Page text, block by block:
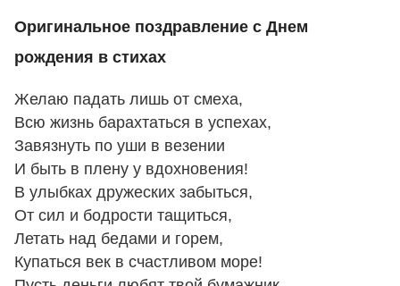
Оригинальное поздравление с Днем
рождения в стихах
Желаю падать лишь от смеха,
Всю жизнь барахтаться в успехах,
Завязнуть по уши в везении
И быть в плену у вдохновения!
В улыбках дружеских забыться,
От сил и бодрости тащиться,
Летать над бедами и горем,
Купаться век в счастливом море!